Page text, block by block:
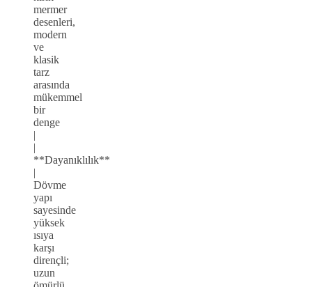
mermer
desenleri,
modern
ve
klasik
tarz
arasında
mükemmel
bir
denge
|
|
**Dayanıklılık**
|
Dövme
yapı
sayesinde
yüksek
ısıya
karşı
dirençli;
uzun